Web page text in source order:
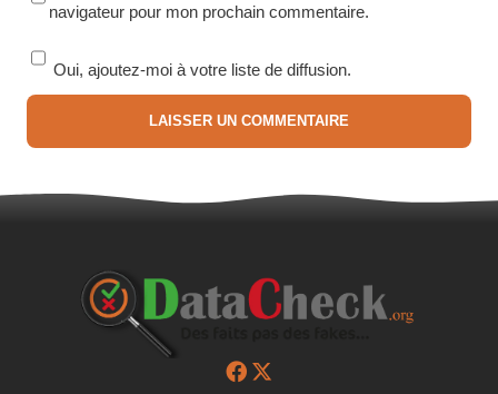
navigateur pour mon prochain commentaire.
Oui, ajoutez-moi à votre liste de diffusion.